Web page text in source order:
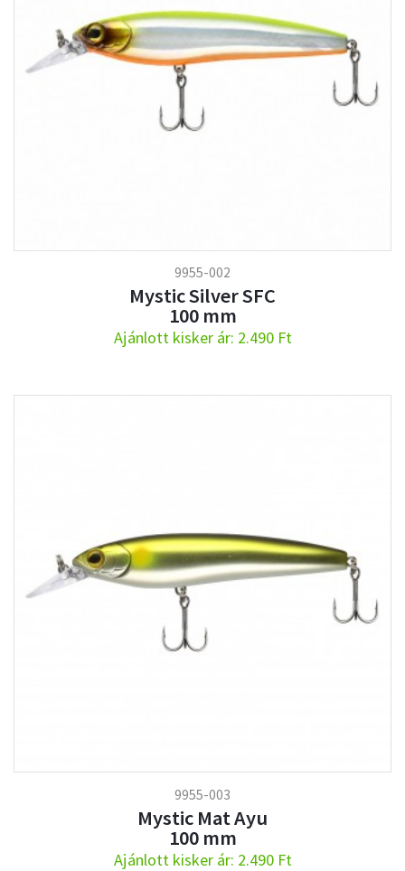
9955-002
Mystic Silver SFC
100 mm
Ajánlott kisker ár: 2.490 Ft
9955-003
Mystic Mat Ayu
100 mm
Ajánlott kisker ár: 2.490 Ft